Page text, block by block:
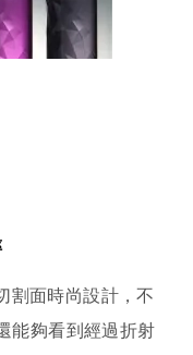
割面時尚設計，不
能夠看到經過折射